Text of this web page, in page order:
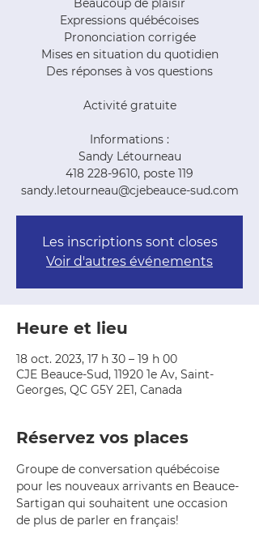
Beaucoup de plaisir
Expressions québécoises
Prononciation corrigée
Mises en situation du quotidien
Des réponses à vos questions
Activité gratuite
Informations :
Sandy Létourneau
418 228-9610, poste 119
sandy.letourneau@cjebeauce-sud.com
Les inscriptions sont closes
Voir d'autres événements
Heure et lieu
18 oct. 2023, 17 h 30 – 19 h 00
CJE Beauce-Sud, 11920 1e Av, Saint-
Georges, QC G5Y 2E1, Canada
Réservez vos places
Groupe de conversation québécoise
pour les nouveaux arrivants en Beauce-
Sartigan qui souhaitent une occasion
de plus de parler en français!